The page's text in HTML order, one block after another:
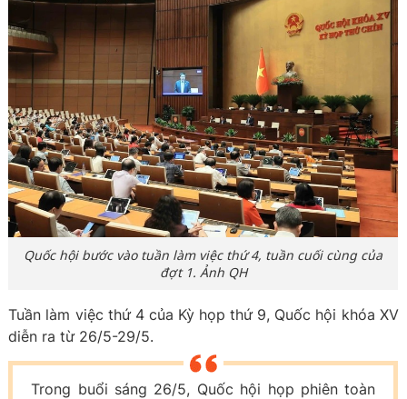
Quốc hội bước vào tuần làm việc thứ 4, tuần cuối cùng của
đợt 1. Ảnh QH
Tuần làm việc thứ 4 của Kỳ họp thứ 9, Quốc hội khóa XV
diễn ra từ 26/5-29/5.
Trong buổi sáng 26/5, Quốc hội họp phiên toàn